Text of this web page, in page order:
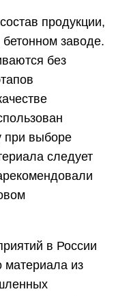
продукции,
заводе.
без
при выборе
следует
в России
материала из